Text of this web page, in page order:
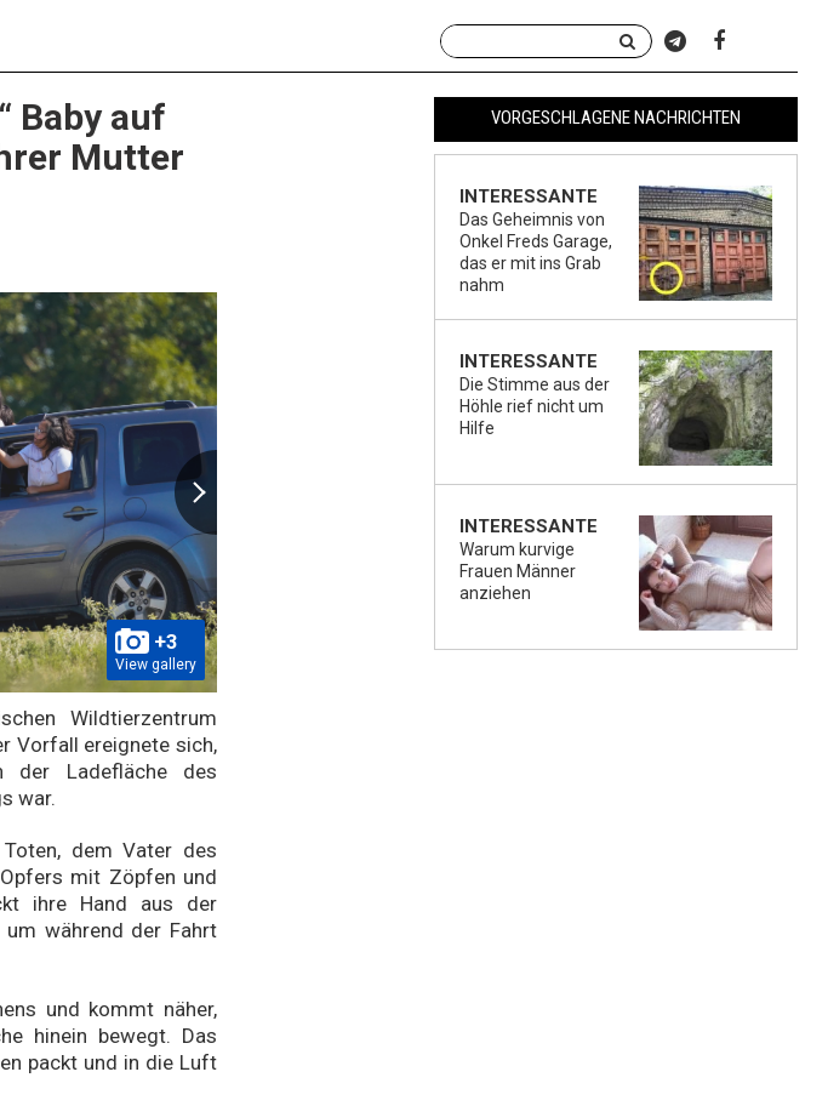
Baby auf
Mutter
+3
View gallery
Wildtierzentrum
Vorfall ereignete sich,
der Ladefläche des
war.
dem Vater des
mit Zöpfen und
ihre Hand aus der
während der Fahrt
und kommt näher,
hinein bewegt. Das
packt und in die Luft
VORGESCHLAGENE NACHRICHTEN
INTERESSANTE
Das Geheimnis von
Onkel Freds Garage,
das er mit ins Grab
nahm
INTERESSANTE
Die Stimme aus der
Höhle rief nicht um
Hilfe
INTERESSANTE
Warum kurvige
Frauen Männer
anziehen